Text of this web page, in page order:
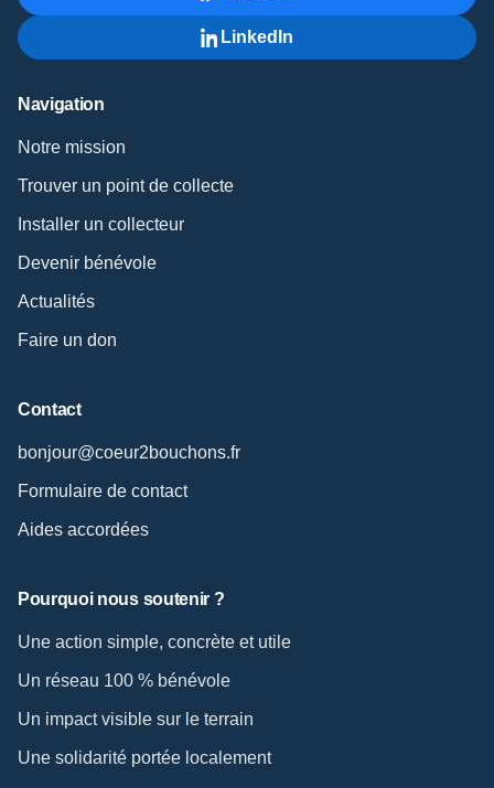
LinkedIn
Navigation
Notre mission
Trouver un point de collecte
Installer un collecteur
Devenir bénévole
Actualités
Faire un don
Contact
bonjour@coeur2bouchons.fr
Formulaire de contact
Aides accordées
Pourquoi nous soutenir ?
Une action simple, concrète et utile
Un réseau 100 % bénévole
Un impact visible sur le terrain
Une solidarité portée localement